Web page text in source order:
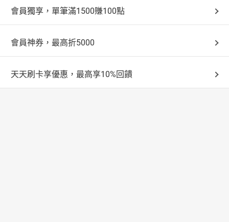
會員獨享，單筆滿1500賺100點
會員神券，最高折5000
天天刷卡享優惠，最高享10%回饋